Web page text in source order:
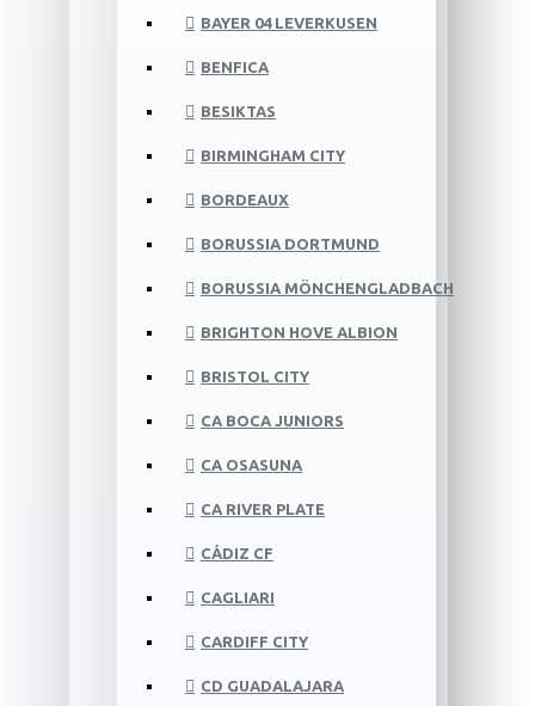
BAYER 04 LEVERKUSEN
BENFICA
BESIKTAS
BIRMINGHAM CITY
BORDEAUX
BORUSSIA DORTMUND
BORUSSIA MÖNCHENGLADBACH
BRIGHTON HOVE ALBION
BRISTOL CITY
CA BOCA JUNIORS
CA OSASUNA
CA RIVER PLATE
CÁDIZ CF
CAGLIARI
CARDIFF CITY
CD GUADALAJARA